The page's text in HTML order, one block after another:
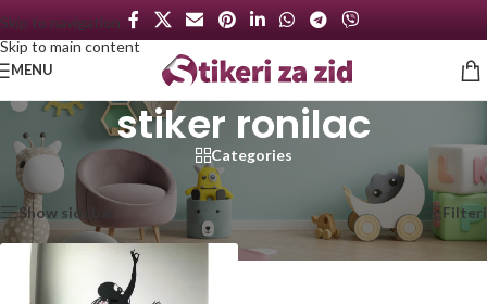
Skip to navigation
Skip to main content
MENU
stiker ronilac
Categories
Početna
Proizvod označen „stiker ronilac“ Prikazan jedan rezultat
Show sidebar Filteri